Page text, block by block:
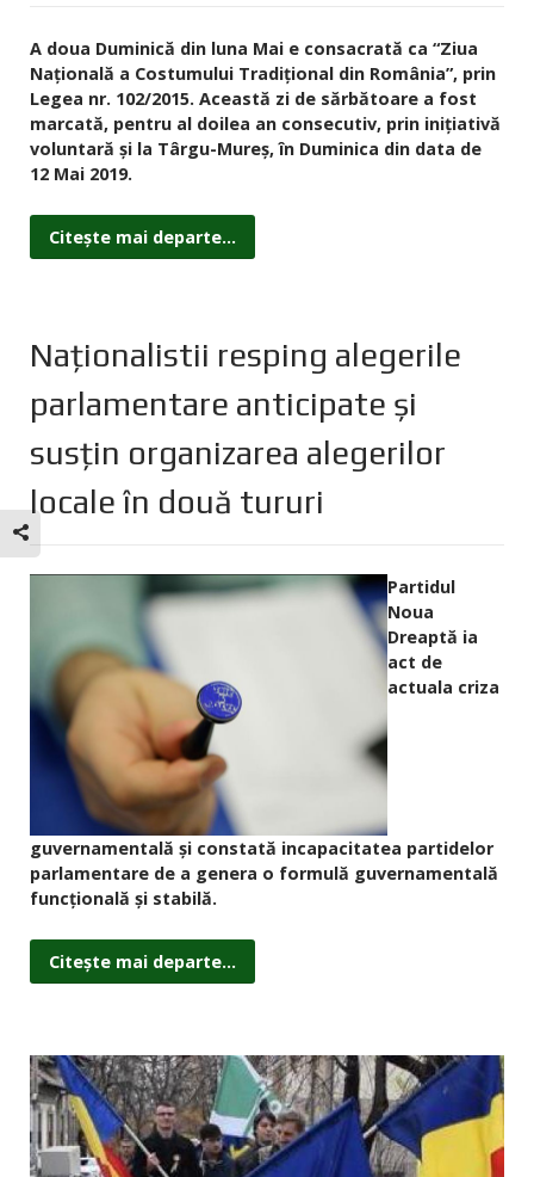
A doua Duminică din luna Mai e consacrată ca “Ziua
Naţională a Costumului Tradiţional din România”, prin
Legea nr. 102/2015. Această zi de sărbătoare a fost
marcată, pentru al doilea an consecutiv, prin iniţiativă
voluntară şi la Târgu-Mureş, în Duminica din data de
12 Mai 2019.
Citește mai departe...
Naționalistii resping alegerile
parlamentare anticipate și
susțin organizarea alegerilor
locale în două tururi
Partidul
Noua
Dreaptă ia
act de
actuala criza
guvernamentală și constată incapacitatea partidelor
parlamentare de a genera o formulă guvernamentală
funcțională și stabilă.
Citește mai departe...